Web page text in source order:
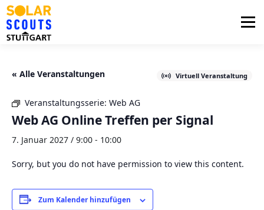
Zum
Inhalt
springen
Menü
« Alle Veranstaltungen Virtuell Veranstaltung
Veranstaltungsserie: Web AG
Web AG Online Treffen per Signal
7. Januar 2027 / 9:00 - 10:00
Sorry, but you do not have permission to view this content.
Zum Kalender hinzufügen